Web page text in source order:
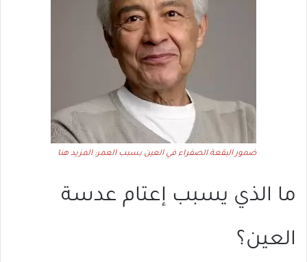
ضمور البقعة الصفراء في العين بسبب العمر: المزيد هنا
ما الذي يسبب إعتام عدسة
العين؟